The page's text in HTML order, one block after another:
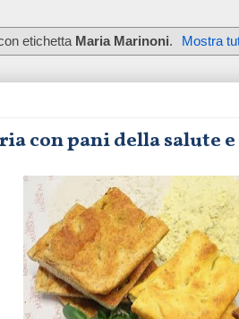
etichetta Maria Marinoni. Mostra
con pani della salute